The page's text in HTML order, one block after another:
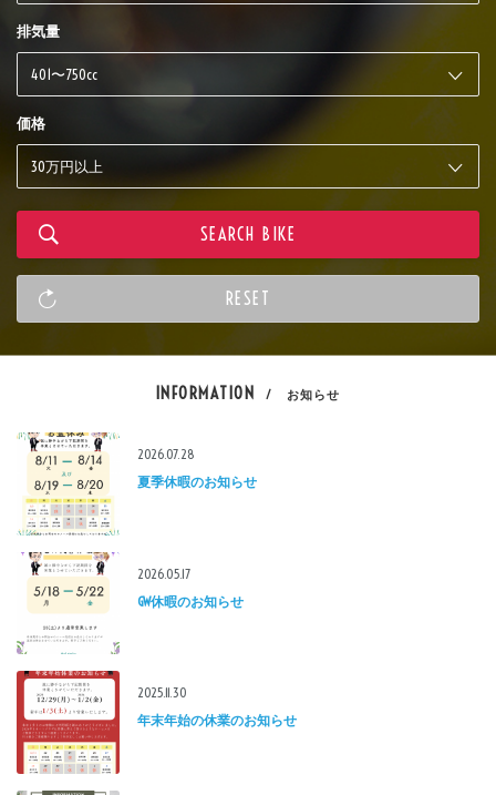
排気量
価格
INFORMATION / お知らせ
2026.07.28
夏季休暇のお知らせ
2026.05.17
GW休暇のお知らせ
2025.11.30
年末年始の休業のお知らせ